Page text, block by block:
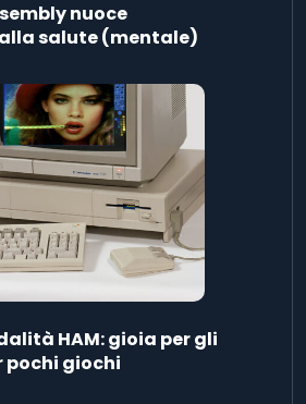
nuoce
salute (mentale)
HAM: gioia per gli
pochi giochi